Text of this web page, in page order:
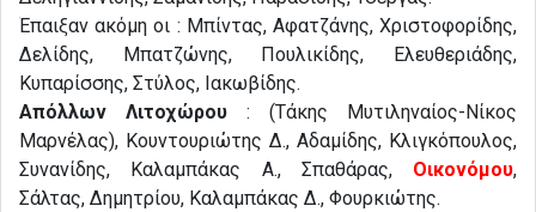
Έπαιξαν ακόμη οι : Μπίντας, Αφατζάνης, Χριστοφορίδης,
Δελίδης, Μπατζώνης, Πουλικίδης, Ελευθεριάδης,
Κυπαρίσσης, Στύλος, Ιακωβίδης.
Απόλλων Λιτοχώρου : (Τάκης Μυτιληναίος-Νίκος
Μαρνέλας), Κουντουριώτης Δ., Αδαμίδης, Κλιγκόπουλος,
Συνανίδης, Καλαμπάκας Α., Σπαθάρας, Οικονόμου,
Σάλτας, Δημητρίου, Καλαμπάκας Δ., Φουρκιώτης.